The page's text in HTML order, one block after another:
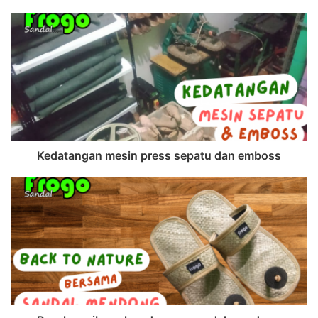
Kedatangan mesin press sepatu dan emboss